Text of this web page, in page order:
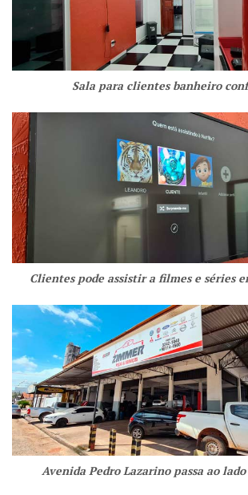
Sala para clientes banheiro
Clientes pode assistir a filmes e séries
Avenida Pedro Lazarino passa ao